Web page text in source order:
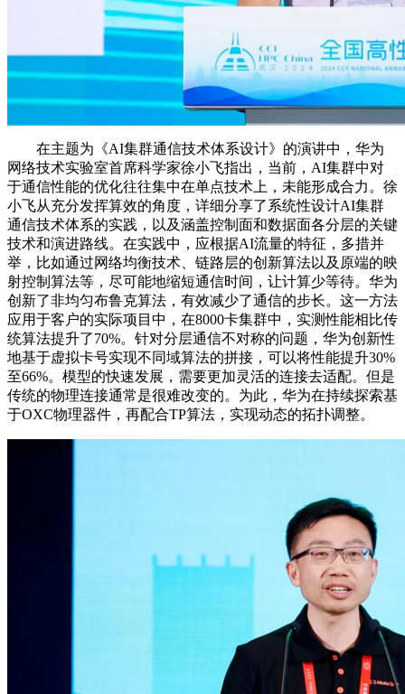
在主题为《AI集群通信技术体系设计》的演讲中，华为
网络技术实验室首席科学家徐小飞指出，当前，AI集群中对
于通信性能的优化往往集中在单点技术上，未能形成合力。徐
小飞从充分发挥算效的角度，详细分享了系统性设计AI集群
通信技术体系的实践，以及涵盖控制面和数据面各分层的关键
技术和演进路线。在实践中，应根据AI流量的特征，多措并
举，比如通过网络均衡技术、链路层的创新算法以及原端的映
射控制算法等，尽可能地缩短通信时间，让计算少等待。华为
创新了非均匀布鲁克算法，有效减少了通信的步长。这一方法
应用于客户的实际项目中，在8000卡集群中，实测性能相比传
统算法提升了70%。针对分层通信不对称的问题，华为创新性
地基于虚拟卡号实现不同域算法的拼接，可以将性能提升30%
至66%。模型的快速发展，需要更加灵活的连接去适配。但是
传统的物理连接通常是很难改变的。为此，华为在持续探索基
于OXC物理器件，再配合TP算法，实现动态的拓扑调整。